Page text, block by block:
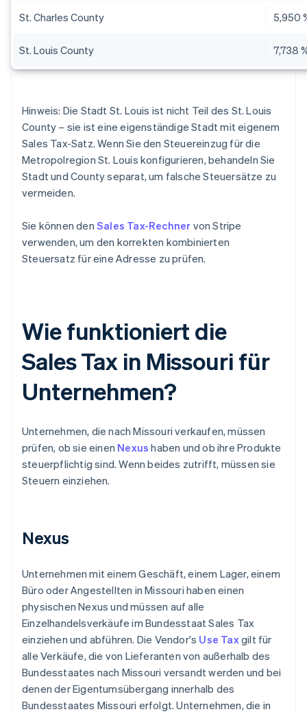
St. Charles County 5,950
St. Louis County 7,738
Hinweis: Die Stadt St. Louis ist nicht Teil des St. Louis
County – sie ist eine eigenständige Stadt mit eigenem
Sales Tax-Satz. Wenn Sie den Steuereinzug für die
Metropolregion St. Louis konfigurieren, behandeln Sie
Stadt und County separat, um falsche Steuersätze zu
vermeiden.
Sie können den Sales Tax-Rechner von Stripe
verwenden, um den korrekten kombinierten
Steuersatz für eine Adresse zu prüfen.
Wie funktioniert die
Sales Tax in Missouri für
Unternehmen?
Unternehmen, die nach Missouri verkaufen, müssen
prüfen, ob sie einen Nexus haben und ob ihre Produkte
steuerpflichtig sind. Wenn beides zutrifft, müssen sie
Steuern einziehen.
Nexus
Unternehmen mit einem Geschäft, einem Lager, einem
Büro oder Angestellten in Missouri haben einen
physischen Nexus und müssen auf alle
Einzelhandelsverkäufe im Bundesstaat Sales Tax
einziehen und abführen. Die Vendor's Use Taxgilt für
alle Verkäufe, die von Lieferanten von außerhalb des
Bundesstaates nach Missouri versandt werden und bei
denen der Eigentumsübergang innerhalb des
Bundesstaates Missouri erfolgt. Unternehmen, die in